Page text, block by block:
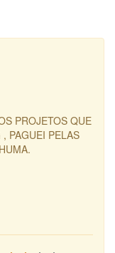
PROJETOS QUE
PAGUEI PELAS